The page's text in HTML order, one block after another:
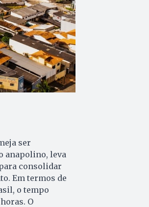
ser
anapolino, leva
consolidar
Em termos de
o tempo
O